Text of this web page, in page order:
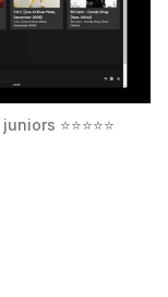
⭐⭐⭐⭐⭐